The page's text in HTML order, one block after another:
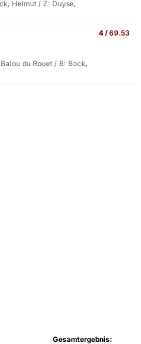
Helmut / Z: Duyse,
4 / 69.53
du Rouet / B: Bock,
Gesamtergebnis: